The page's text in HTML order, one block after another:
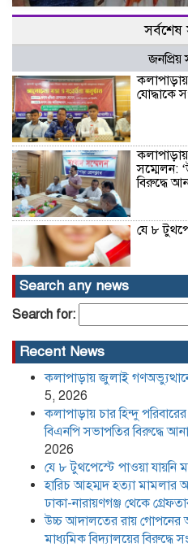
সর্বশেষ
জনপ্রিয়
যোদ্ধাকে
কলাপাড়ায়
সম্মেলন:
বিরুদ্ধে
যে ৮
হারিচ
উচ্চ
বিরুদ্ধে
২০২৬-
পদত্যাগ
Search any news
Search for:
Recent News
কলাপাড়ায় জুলাই
5, 2026
কলাপাড়ায় চার হিন্দু
বিএনপি সভাপতির বিরুদ্ধে
2026
যে ৮ টুথপেস্টে পাওয়া যায়নি
হারিচ আহম্মদ হত্যা
ঢাকা-নারায়ণগঞ্জ থেকে
উচ্চ আদালতের রায় গোপনের
মাধ্যমিক বিদ্যালয়ের বিরুদ্ধে